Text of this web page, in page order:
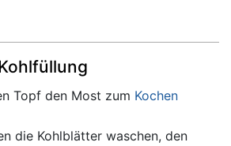
Topf den Most zum Kochen
die Kohlblätter waschen, den